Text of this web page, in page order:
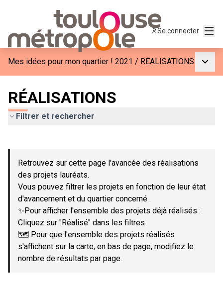
Se connecter
Mes idées pour mon quartier ! 2021 / RÉALISATIONS
RÉALISATIONS
Filtrer et rechercher
−
Retrouvez sur cette page l'avancée des réalisations
des projets lauréats.
Vous pouvez filtrer les projets en fonction de leur état
d'avancement et du quartier concerné.
✨Pour afficher l'ensemble des projets déjà réalisés :
Cliquez sur "Réalisé" dans les filtres
🗺️ Pour que l'ensemble des projets réalisés
s'affichent sur la carte, en bas de page, modifiez le
nombre de résultats par page.